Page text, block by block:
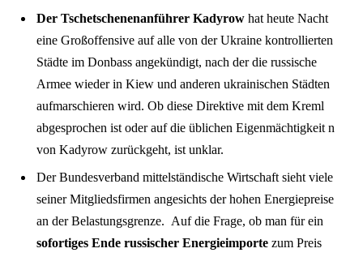
Der Tschetschenenanführer Kadyrow hat heute Nacht
eine Großoffensive auf alle von der Ukraine kontrollierten
Städte im Donbass angekündigt, nach der die russische
Armee wieder in Kiew und anderen ukrainischen Städten
aufmarschieren wird. Ob diese Direktive mit dem Kreml
abgesprochen ist oder auf die üblichen Eigenmächtigkeit n
von Kadyrow zurückgeht, ist unklar.
Der Bundesverband mittelständische Wirtschaft sieht viele
seiner Mitgliedsfirmen angesichts der hohen Energiepreise
an der Belastungsgrenze. Auf die Frage, ob man für ein
sofortiges Ende russischer Energieimporte zum Preis